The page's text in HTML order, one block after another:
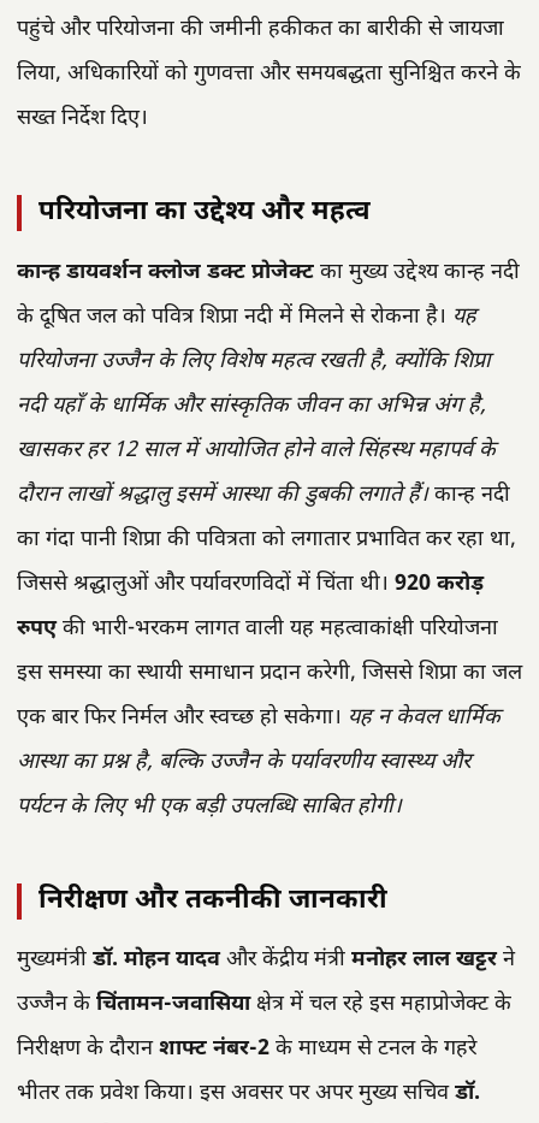
पहुंचे और परियोजना की जमीनी हकीकत का बारीकी से जायजा
लिया, अधिकारियों को गुणवत्ता और समयबद्धता सुनिश्चित करने के
सख्त निर्देश दिए।
परियोजना का उद्देश्य और महत्व
कान्ह डायवर्शन क्लोज डक्ट प्रोजेक्ट का मुख्य उद्देश्य कान्ह नदी
के दूषित जल को पवित्र शिप्रा नदी में मिलने से रोकना है। यह
परियोजना उज्जैन के लिए विशेष महत्व रखती है, क्योंकि शिप्रा
नदी यहाँ के धार्मिक और सांस्कृतिक जीवन का अभिन्न अंग है,
खासकर हर 12 साल में आयोजित होने वाले सिंहस्थ महापर्व के
दौरान लाखों श्रद्धालु इसमें आस्था की डुबकी लगाते हैं।कान्ह नदी
का गंदा पानी शिप्रा की पवित्रता को लगातार प्रभावित कर रहा था,
जिससे श्रद्धालुओं और पर्यावरणविदों में चिंता थी। 920 करोड़
रुपएकी भारी-भरकम लागत वाली यह महत्वाकांक्षी परियोजना
इस समस्या का स्थायी समाधान प्रदान करेगी, जिससे शिप्रा का जल
एक बार फिर निर्मल और स्वच्छ हो सकेगा। यह न केवल धार्मिक
आस्था का प्रश्न है, बल्कि उज्जैन के पर्यावरणीय स्वास्थ्य और
पर्यटन के लिए भी एक बड़ी उपलब्धि साबित होगी।
निरीक्षण और तकनीकी जानकारी
मुख्यमंत्री डॉ. मोहन यादवऔर केंद्रीय मंत्री मनोहर लाल खट्टरने
उज्जैन के चिंतामन-जवासियाक्षेत्र में चल रहे इस महाप्रोजेक्ट के
निरीक्षण के दौरानशाफ्ट नंबर-2 के माध्यम से टनल के गहरे
भीतर तक प्रवेश किया। इस अवसर पर अपर मुख्य सचिवडॉ.